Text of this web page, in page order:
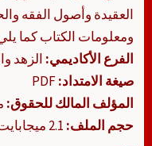
العقيدة وأصول الفقه
ومعلومات الكتاب كما
الفرع الأكاديمي: الزهد
صيغة الامتداد:
المؤلف المالك للحقوق:
حجم الملف: